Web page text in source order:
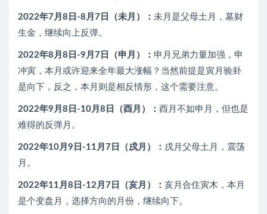
2022年7月8日-8月7日（未月）： 未月是父母土月，墓财
生金，继续向上反弹。
2022年8月8日-9月7日（申月）： 申月兄弟力量加强，申
冲寅，本月或许迎来全年最大涨幅？当然前提是寅月验卦
是向下，反之，本月则是相反情形，这个需要注意。
2022年9月8日-10月8日（酉月）： 酉月不如申月，但也是
难得的反弹月。
2022年10月9日-11月7日（戌月）： 戌月父母土月，震荡
月。
2022年11月8日-12月7日（亥月）： 亥月合住寅木，本月
是个变盘月，选择方向的月份，继续向下。